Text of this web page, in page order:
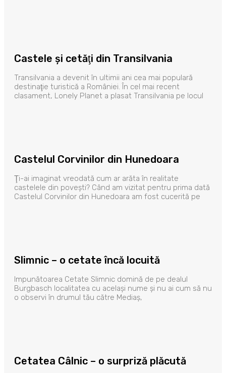
Castele şi cetăţi din Transilvania
Transilvania a devenit în ultimii ani cea mai populară
destinaţie turistică a României. În cel mai recent
clasament, Lonely Planet a plasat Transilvania pe locul
Castelul Corvinilor din Hunedoara
Ţi-ai imaginat vreodată cum ar arăta în realitate
castelele din povești? Când am vizitat pentru prima dată
Castelul Corvinilor din Hunedoara am fost cucerită pe
Slimnic – o cetate încă locuită
Impunătoarea Cetate Slimnic domină de pe dealul
Burgbasch localitatea cu același nume și nu ai cum să nu
o observi în drumul tău către Mediaș,
Cetatea Câlnic – o surpriză plăcută